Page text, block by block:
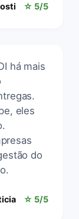
☆ 5/5
há mais
eles
do
☆ 5/5